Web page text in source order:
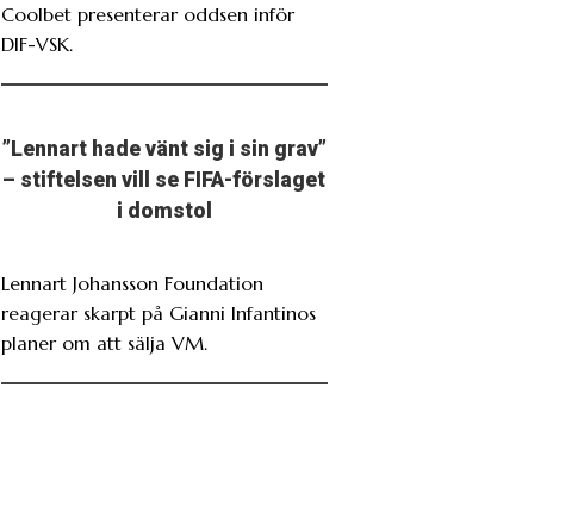
Coolbet presenterar oddsen inför
DIF-VSK.
”Lennart hade vänt sig i sin grav”
– stiftelsen vill se FIFA-förslaget
i domstol
Lennart Johansson Foundation
reagerar skarpt på Gianni Infantinos
planer om att sälja VM.